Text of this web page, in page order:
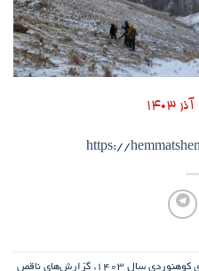
https://
سال ۱۴۰۳ , گزارش‌های ناقص